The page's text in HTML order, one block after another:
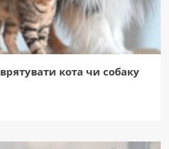
кота чи собаку